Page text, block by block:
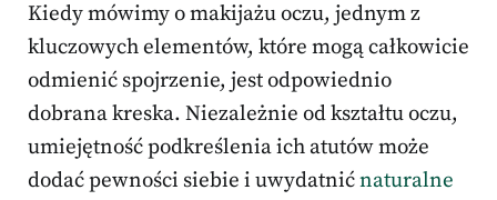
Kiedy mówimy o makijażu oczu, jednym z
kluczowych elementów, które mogą całkowicie
odmienić spojrzenie, jest odpowiednio
dobrana kreska. Niezależnie od kształtu oczu,
umiejętność podkreślenia ich atutów może
dodać pewności siebie i uwydatnićnaturalne